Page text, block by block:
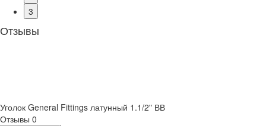
3
Отзывы
Уголок General Fittings латунный 1.1/2" ВВ
Отзывы 0